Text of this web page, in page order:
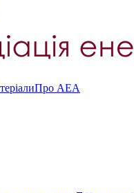
Про AEA